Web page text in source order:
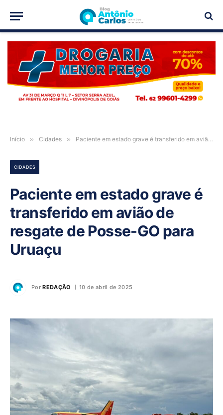
PUBLICIDADE
Início » Cidades » Paciente em estado grave é transferido em avião de resgate de Posse-GO para Uruaçu
CIDADES
Paciente em estado grave é
transferido em avião de
resgate de Posse-GO para
Uruaçu
Por REDAÇÃO 10 de abril de 2025